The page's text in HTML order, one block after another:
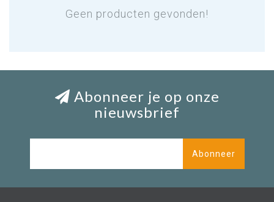
Geen producten gevonden!
Abonneer je op onze
nieuwsbrief
Abonneer